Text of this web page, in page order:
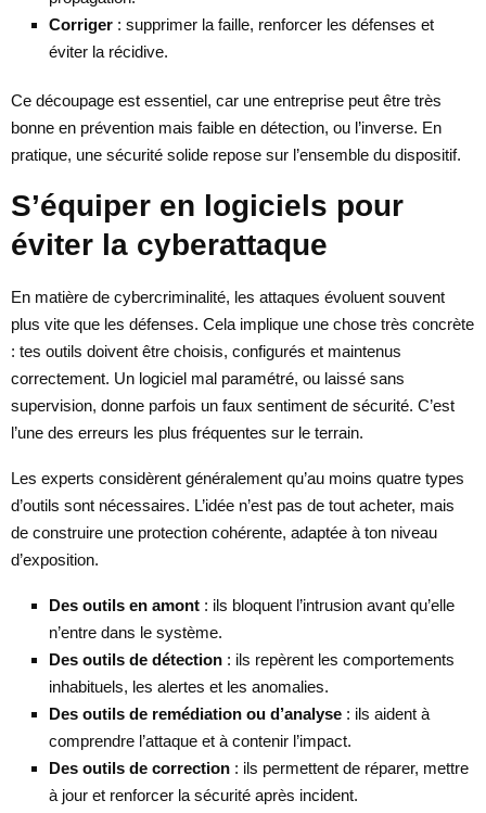
Corriger : supprimer la faille, renforcer les défenses et
éviter la récidive.
Ce découpage est essentiel, car une entreprise peut être très
bonne en prévention mais faible en détection, ou l’inverse. En
pratique, une sécurité solide repose sur l’ensemble du dispositif.
S’équiper en logiciels pour
éviter la cyberattaque
En matière de cybercriminalité, les attaques évoluent souvent
plus vite que les défenses. Cela implique une chose très concrète
: tes outils doivent être choisis, configurés et maintenus
correctement. Un logiciel mal paramétré, ou laissé sans
supervision, donne parfois un faux sentiment de sécurité. C’est
l’une des erreurs les plus fréquentes sur le terrain.
Les experts considèrent généralement qu’au moins quatre types
d’outils sont nécessaires. L’idée n’est pas de tout acheter, mais
de construire une protection cohérente, adaptée à ton niveau
d’exposition.
Des outils en amont : ils bloquent l’intrusion avant qu’elle
n’entre dans le système.
Des outils de détection : ils repèrent les comportements
inhabituels, les alertes et les anomalies.
Des outils de remédiation ou d’analyse : ils aident à
comprendre l’attaque et à contenir l’impact.
Des outils de correction : ils permettent de réparer, mettre
à jour et renforcer la sécurité après incident.